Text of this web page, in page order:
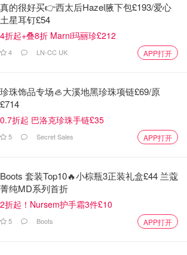
真的很好买👉西太后Hazel腋下包£193/爱心
土星耳钉£54
4折起+叠8折 Marni玛丽珍£212
4 LN-CC UK APP打开
珍珠饰品专场🦪大溪地黑珍珠项链£69/原
£714
0.7折起 巴洛克珍珠手链£35
5 Secret Sales APP打开
Boots 套装Top10🔥小棕瓶3正装礼盒£44 兰蔻
菁纯MD系列首折
2折起！Nursem护手霜3件£10
5 Boots APP打开